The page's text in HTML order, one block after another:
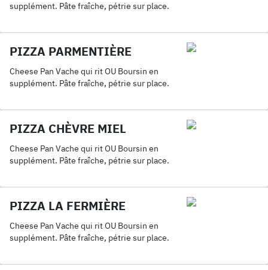
supplément. Pâte fraîche, pétrie sur place.
PIZZA PARMENTIÈRE
Cheese Pan Vache qui rit OU Boursin en
supplément. Pâte fraîche, pétrie sur place.
PIZZA CHÈVRE MIEL
Cheese Pan Vache qui rit OU Boursin en
supplément. Pâte fraîche, pétrie sur place.
PIZZA LA FERMIÈRE
Cheese Pan Vache qui rit OU Boursin en
supplément. Pâte fraîche, pétrie sur place.